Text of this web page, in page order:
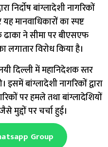
निर्दोष बांग्लादेशी नागरिकों
मानवाधिकारों का स्पष्ट
ढाका ने सीमा पर बीएसएफ
लगातार विरोध किया है।
दिल्ली में महानिदेशक स्तर
इसमें बांग्लादेशी नागरिकों द्वारा
पर हमले तथा बांग्लादेशियों
मुद्दों पर चर्चा हुई।
Group